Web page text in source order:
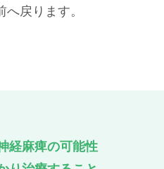
戻ります。
経麻痺の可能性